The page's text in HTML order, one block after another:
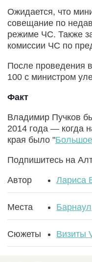
Ожидается, что
совещание по
режиме ЧС. Также
комиссии ЧС по
После проведения
100 с министром
Факт
Владимир Пучков
2014 года — когда
края было "
Подпишитесь на
Автор Лариса
Места Барнаул
Сюжеты Визиты